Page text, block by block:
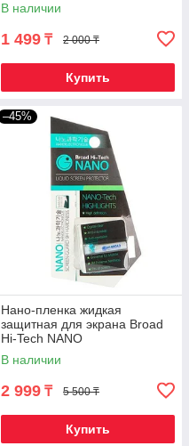
В наличии
1 499 ₸ 2 000 ₸
Купить
–45%
Нано-пленка жидкая
защитная для экрана Broad
Hi-Tech NANO
В наличии
2 999 ₸ 5 500 ₸
Купить